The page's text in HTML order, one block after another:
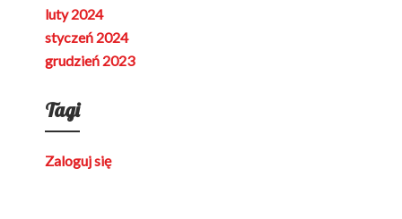
luty 2024
styczeń 2024
grudzień 2023
Tagi
Zaloguj się